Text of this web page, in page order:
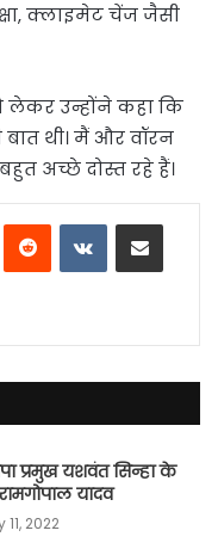
क्लाइमेट चेंज जैसी
लेकर उन्होंने कहा कि
थी। मैं और वॉरन
अच्छे दोस्त रहे हैं।
Reddit VKontakteShare via Email
प्रमुख यशवंत सिन्हा के
यादव
11, 2022